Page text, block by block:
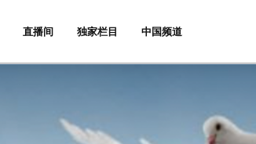
直播间 独家栏目 中国频道